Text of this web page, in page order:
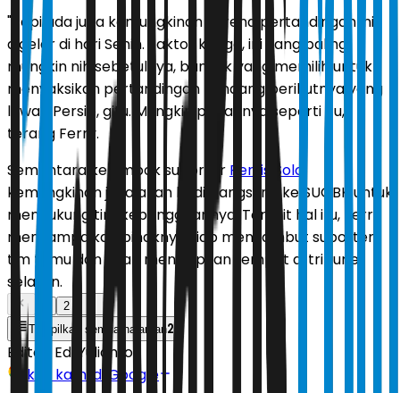
"Tapi ada juga kemungkinan karena pertandingan ini
digelar di hari Senin. Faktor ketiga, ini yang paling
mungkin nih sebetulnya, banyak yang memilih untuk
menyaksikan pertandingan kandang berikutnya yang
lawan Persib, gitu. Mungkin pilihannya seperti itu,"
terang Ferry.
Sementara kelompok suporter Persis Solo
kemungkinan juga akan hadir langsung ke SUGBK untuk
mendukung tim kebanggaannya. Terkait hal itu, Ferry
menyampaikan pihaknya siap menyambut suporter
tim tamu dan akan menyiapkan tempat di tribune
selatan.
2
Tampilkan semua halaman2
Editor: Edi Yulianto
Ikuti kami di Google